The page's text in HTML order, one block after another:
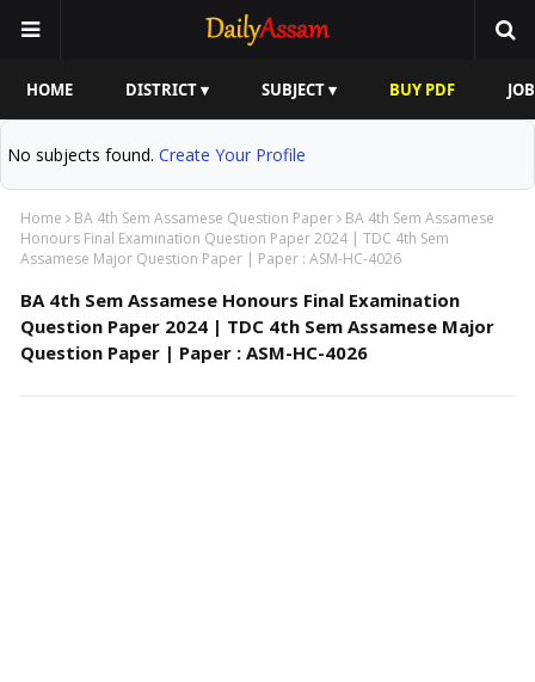
HOME DISTRICT ▾ SUBJECT ▾ BUY PDF
No subjects found. Create Your Profile
Home BA 4th Sem Assamese Question Paper
BA 4th Sem Assamese
Honours Final Examination Question Paper 2024 | TDC 4th Sem
Assamese Major Question Paper | Paper : ASM-HC-4026
BA 4th Sem Assamese Honours Final Examination
Question Paper 2024 | TDC 4th Sem Assamese Major
Question Paper | Paper : ASM-HC-4026